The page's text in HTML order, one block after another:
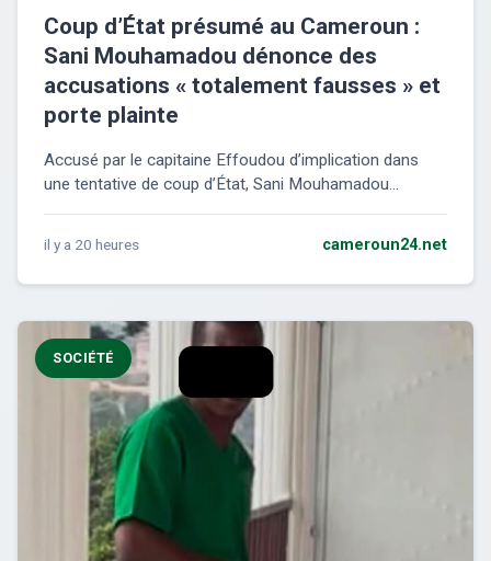
Coup d’État présumé au Cameroun :
Sani Mouhamadou dénonce des
accusations « totalement fausses » et
porte plainte
Accusé par le capitaine Effoudou d’implication dans
une tentative de coup d’État, Sani Mouhamadou...
il y a 20 heures cameroun24.net
SOCIÉTÉ